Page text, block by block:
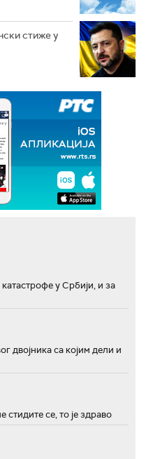
стиже у
у Србији, и за
двојника са којим дели и
стидите се, то је здраво